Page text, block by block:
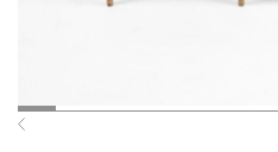
Previous